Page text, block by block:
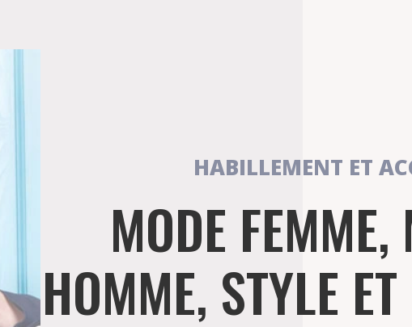
HABILLEMENT ET
MODE FEMME,
HOMME, STYLE